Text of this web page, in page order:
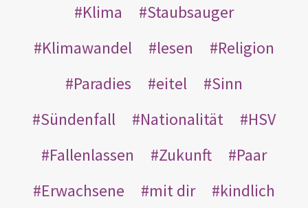
Klima
Staubsauger
Klimawandel
lesen
Religion
Paradies
eitel
Sinn
Sündenfall
Nationalität
HSV
Fallenlassen
Zukunft
Paar
Erwachsene
mit dir
kindlich